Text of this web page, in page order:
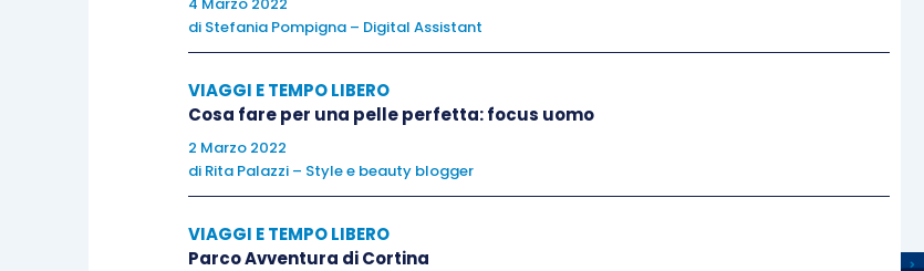
di Stefania Pompigna – Digital Assistant
VIAGGI E TEMPO LIBERO
Cosa fare per una pelle perfetta: focus uomo
2 Marzo 2022
di Rita Palazzi – Style e beauty blogger
VIAGGI E TEMPO LIBERO
Parco Avventura di Cortina